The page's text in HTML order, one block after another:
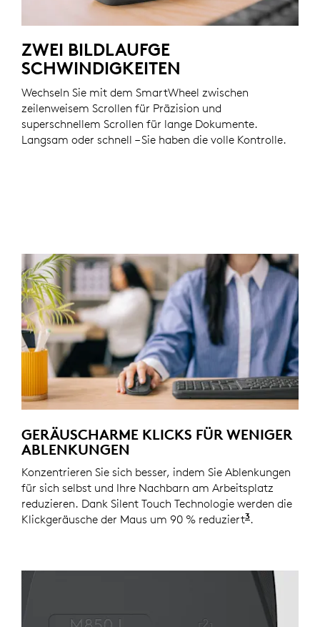
ZWEI BILDLAUFGE
SCHWINDIGKEITEN
Wechseln Sie mit dem SmartWheel zwischen
zeilenweisem Scrollen für Präzision und
superschnellem Scrollen für lange Dokumente.
Langsam oder schnell – Sie haben die volle Kontrolle.
GERÄUSCHARME KLICKS FÜR WENIGER
ABLENKUNGEN
Konzentrieren Sie sich besser, indem Sie Ablenkungen
für sich selbst und Ihre Nachbarn am Arbeitsplatz
reduzieren. Dank Silent Touch Technologie werden die
Klickgeräusche der Maus um 90 % reduziert3.